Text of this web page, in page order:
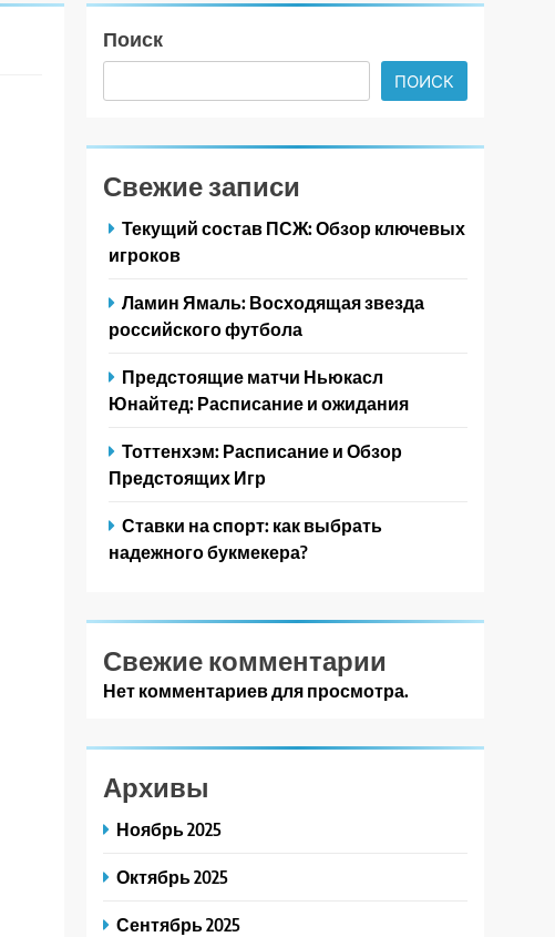
Поиск
ПОИСК
Свежие записи
Текущий состав ПСЖ: Обзор ключевых
игроков
Ламин Ямаль: Восходящая звезда
российского футбола
Предстоящие матчи Ньюкасл
Юнайтед: Расписание и ожидания
Тоттенхэм: Расписание и Обзор
Предстоящих Игр
Ставки на спорт: как выбрать
надежного букмекера?
Свежие комментарии
Нет комментариев для просмотра.
Архивы
Ноябрь 2025
Октябрь 2025
Сентябрь 2025